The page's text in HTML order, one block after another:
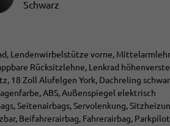
Schwarz
Lendenwirbelstütze vorne,
Rücksitzlehne, Lenkrad
18 Zoll Alufelgen York, Dachreling
ABS, Außenspiegel elektrisch
Seitenairbags, Servolenkung,
Beifahrerairbag, Fahrerairbag,